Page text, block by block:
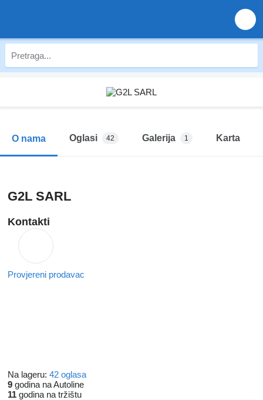
O nama Oglasi 42 Galerija 1 Karta
G2L SARL
Kontakti
Provjereni prodavac
Na lageru: 42 oglasa
9 godina na Autoline
11 godina na tržištu